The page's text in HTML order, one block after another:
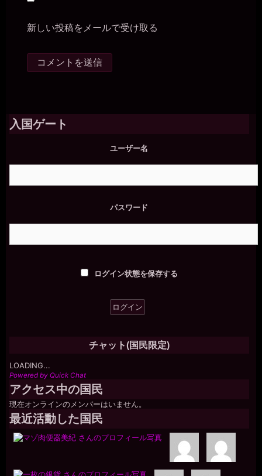
新しい投稿をメールで受け取る
入国ゲート
ユーザー名
パスワード
ログイン状態を保存する
チャット(国民限定)
LOADING...
Powered by Quick Chat
アクセス中の国民
現在オンラインのメンバーはいません。
最近活動した国民